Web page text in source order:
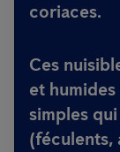
coriaces.
Ces
et
simples
(féculents,